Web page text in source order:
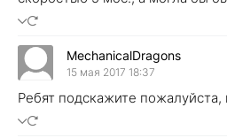
MechanicalDragons
15 мая 2017 18:37
Ребят подскажите пожалуйста,